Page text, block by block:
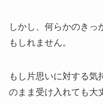
しかし、何らかのきっ
もしれません。
もし片思いに対する気
のまま受け入れても大